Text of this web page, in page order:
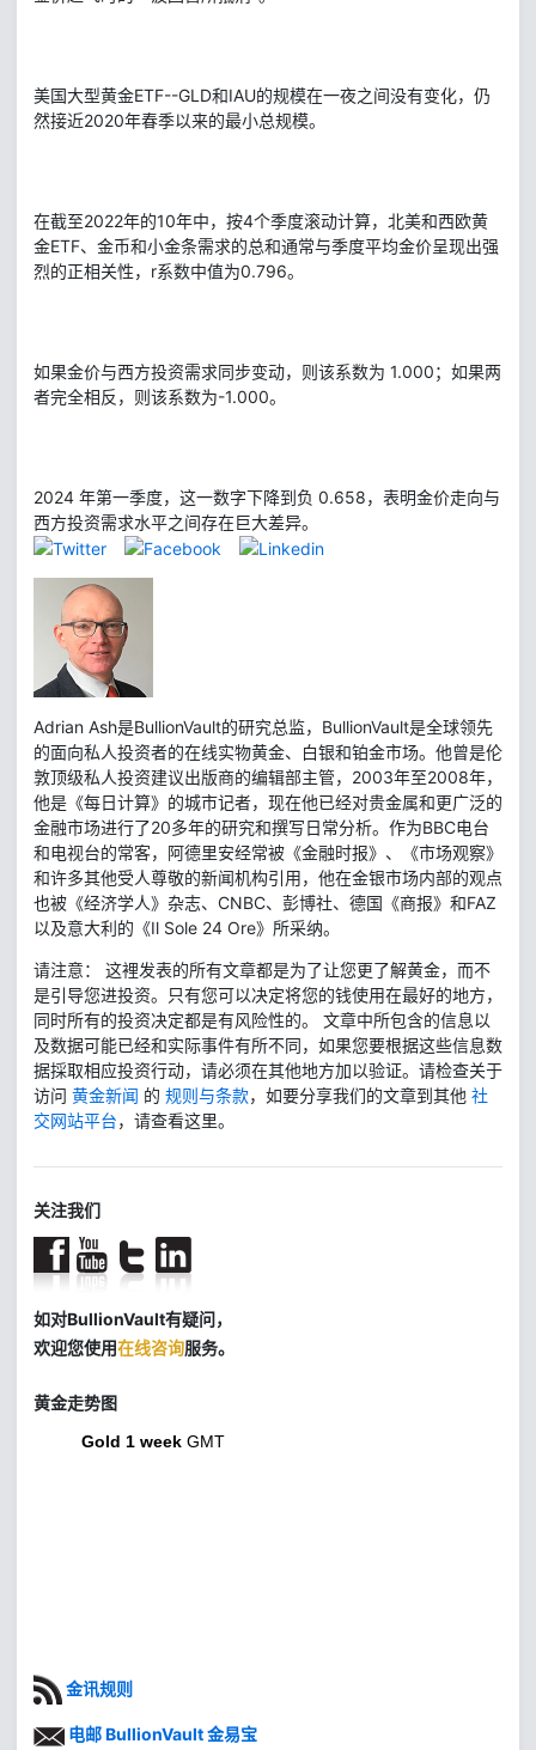
美国大型黄金ETF--GLD和IAU的规模在一夜之间没有变化，仍
然接近2020年春季以来的最小总规模。
在截至2022年的10年中，按4个季度滚动计算，北美和西欧黄
金ETF、金币和小金条需求的总和通常与季度平均金价呈现出强
烈的正相关性，r系数中值为0.796。
如果金价与西方投资需求同步变动，则该系数为 1.000；如果两
者完全相反，则该系数为-1.000。
2024 年第一季度，这一数字下降到负 0.658，表明金价走向与
西方投资需求水平之间存在巨大差异。
Adrian Ash是BullionVault的研究总监，BullionVault是全球领先
的面向私人投资者的在线实物黄金、白银和铂金市场。他曾是伦
敦顶级私人投资建议出版商的编辑部主管，2003年至2008年，
他是《每日计算》的城市记者，现在他已经对贵金属和更广泛的
金融市场进行了20多年的研究和撰写日常分析。作为BBC电台
和电视台的常客，阿德里安经常被《金融时报》、《市场观察》
和许多其他受人尊敬的新闻机构引用，他在金银市场内部的观点
也被《经济学人》杂志、CNBC、彭博社、德国《商报》和FAZ
以及意大利的《Il Sole 24 Ore》所采纳。
请注意： 这裡发表的所有文章都是为了让您更了解黄金，而不
是引导您进投资。只有您可以决定将您的钱使用在最好的地方，
同时所有的投资决定都是有风险性的。 文章中所包含的信息以
及数据可能已经和实际事件有所不同，如果您要根据这些信息数
据採取相应投资行动，请必须在其他地方加以验证。请检查关于
访问 黄金新闻 的 规则与条款，如要分享我们的文章到其他 社
交网站平台，请查看这里。
关注我们
如对BullionVault有疑问，
欢迎您使用在线咨询服务。
黄金走势图
Gold 1 week GMT
金讯规则
电邮 BullionVault 金易宝